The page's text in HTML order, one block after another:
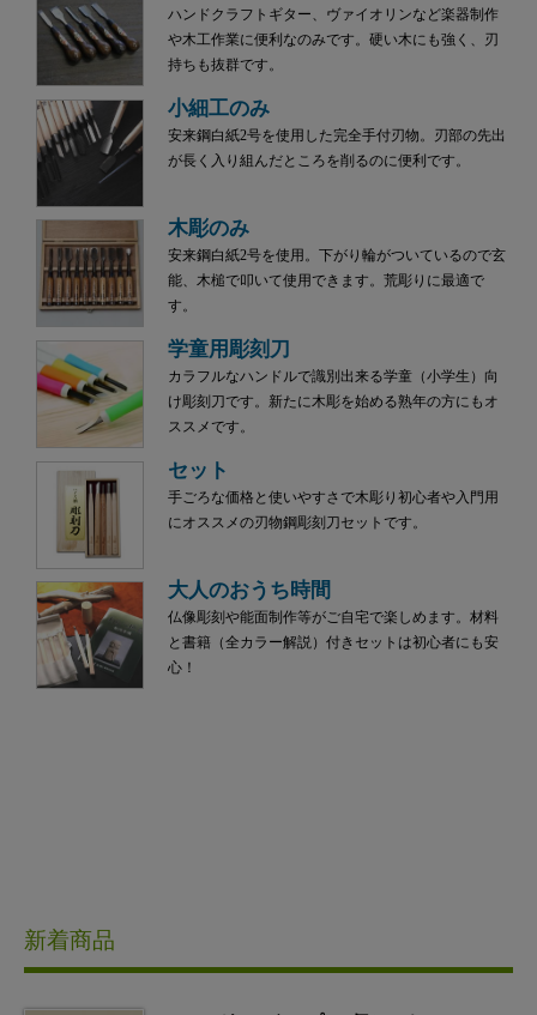
ハンドクラフトギター、ヴァイオリンなど楽器制作
や木工作業に便利なのみです。硬い木にも強く、刃
持ちも抜群です。
小細工のみ
安来鋼白紙2号を使用した完全手付刃物。刃部の先出
が長く入り組んだところを削るのに便利です。
木彫のみ
安来鋼白紙2号を使用。下がり輪がついているので玄
能、木槌で叩いて使用できます。荒彫りに最適で
す。
学童用彫刻刀
カラフルなハンドルで識別出来る学童（小学生）向
け彫刻刀です。新たに木彫を始める熟年の方にもオ
ススメです。
セット
手ごろな価格と使いやすさで木彫り初心者や入門用
にオススメの刃物鋼彫刻刀セットです。
大人のおうち時間
仏像彫刻や能面制作等がご自宅で楽しめます。材料
と書籍（全カラー解説）付きセットは初心者にも安
心！
新着商品